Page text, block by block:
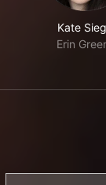
Kate
Erin